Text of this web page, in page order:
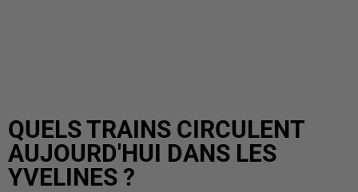
QUELS TRAINS CIRCULENT
AUJOURD'HUI DANS LES
YVELINES ?